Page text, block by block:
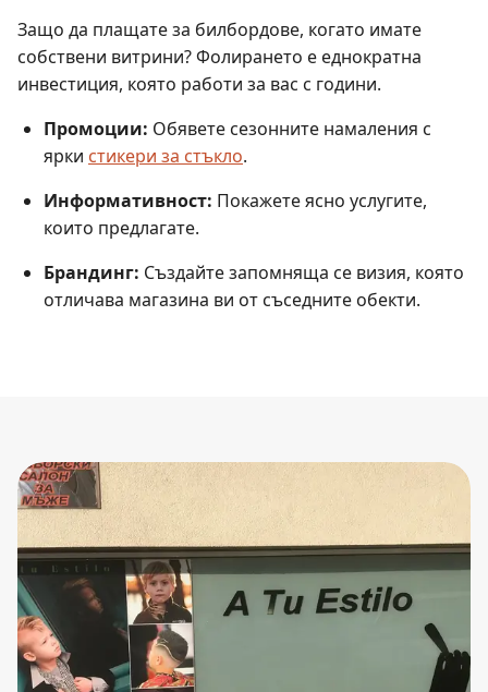
Защо да плащате за билбордове, когато имате
собствени витрини? Фолирането е еднократна
инвестиция, която работи за вас с години.
Промоции: Обявете сезонните намаления с
ярки стикери за стъкло.
Информативност: Покажете ясно услугите,
които предлагате.
Брандинг: Създайте запомняща се визия, която
отличава магазина ви от съседните обекти.